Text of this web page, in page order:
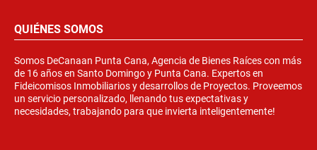
QUIÉNES SOMOS
Somos DeCanaan Punta Cana, Agencia de Bienes Raíces con más
de 16 años en Santo Domingo y Punta Cana. Expertos en
Fideicomisos Inmobiliarios y desarrollos de Proyectos. Proveemos
un servicio personalizado, llenando tus expectativas y
necesidades, trabajando para que invierta inteligentemente!